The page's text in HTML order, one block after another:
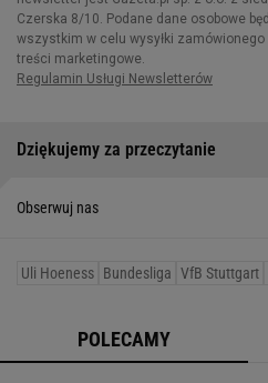
Dziękujemy za przeczytanie
Obserwuj nas
Uli Hoeness Bundesliga VfB Stuttgart
POLECAMY